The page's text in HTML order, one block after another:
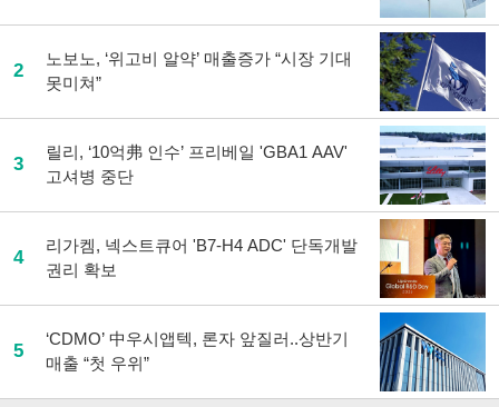
2
노보노, ‘위고비 알약’ 매출증가 “시장 기대
못미쳐”
3
릴리, ‘10억弗 인수’ 프리베일 'GBA1 AAV'
고셔병 중단
4
리가켐, 넥스트큐어 'B7-H4 ADC' 단독개발
권리 확보
5
‘CDMO’ 中우시앱텍, 론자 앞질러..상반기
매출 “첫 우위”